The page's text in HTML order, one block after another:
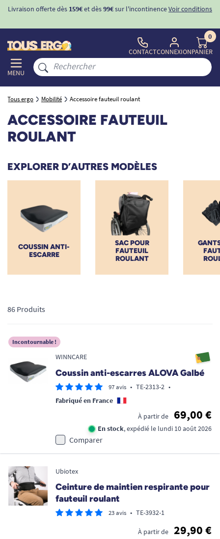
-10%avec le code "BIENVENUE" pourla 1ère commande
MENU
CONTACTCONNEXION
0
PANIER
Tous ergo Mobilité Accessoire fauteuil roulant
ACCESSOIRE FAUTEUIL
ROULANT
EXPLORER D’AUTRES MODÈLES
COUSSIN ANTI-
ESCARRE
SAC POUR
FAUTEUIL
ROULANT
86 Produits
Incontournable !
WINNCARE
Coussin anti-escarres ALOVA Galbé
97 avis • TE-2313-2 •
Fabriqué en France
À partir de
69,00 €
En stock, expédié le lundi 10 août 2026
Comparer
Ubiotex
Ceinture de maintien respirante pour
fauteuil roulant
23 avis • TE-3932-1
À partir de 29,90 €